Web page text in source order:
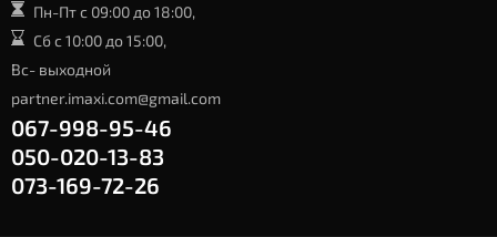
Пн-Пт с 09:00 до 18:00,
Сб с 10:00 до 15:00,
Вс- выходной
partner.imaxi.com@gmail.com
067-998-95-46
050-020-13-83
073-169-72-26